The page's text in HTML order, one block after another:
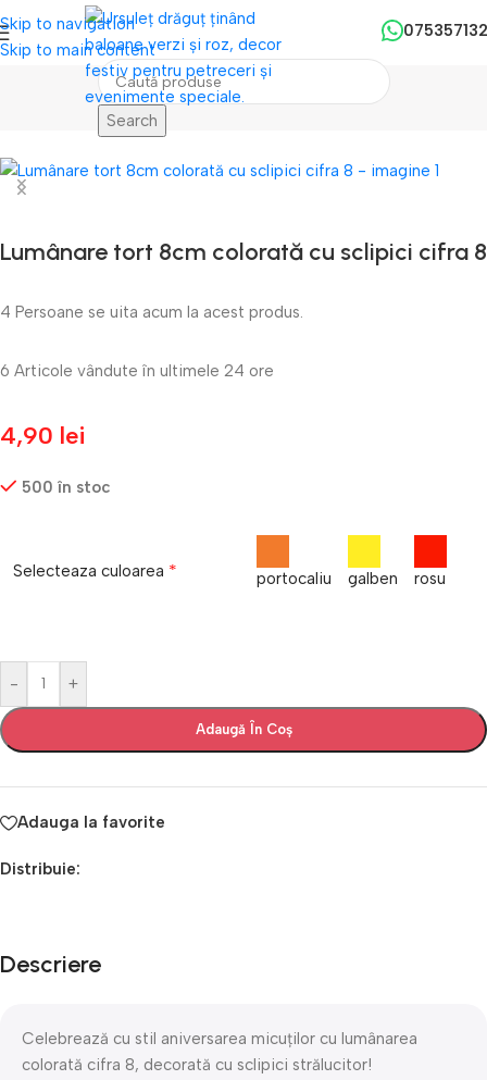
Skip to navigation
Skip to main content
Search
Lumanari Tort
Lumânare tort 8cm colorată cu sclipici cifra 8
4 Persoane se uita acum la acest produs.
6 Articole vândute în ultimele 24 ore
4,90 lei
500 în stoc
Selecteaza culoarea * portocaliu galben rosu
- +
Adaugă În Coș
Adauga la favorite
Distribuie:
Descriere
Celebrează cu stil aniversarea micuților cu lumânarea
colorată cifra 8, decorată cu sclipici strălucitor!